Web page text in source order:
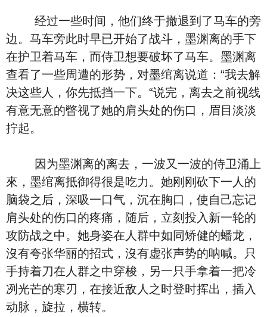
经过一些时间，他们终于撤退到了马车的旁
边。马车旁此时早已开始了战斗，墨渊离的手下
在护卫着马车，而侍卫想要破坏了马车。墨渊离
查看了一些周遭的形势，对墨绾离说道：“我去解
决这些人，你先抵挡一下。“说完，离去之前视线
有意无意的瞥视了她的肩头处的伤口，眉目淡淡
拧起。
因为墨渊离的离去，一波又一波的侍卫涌上
來，墨绾离抵御得很是吃力。她刚刚砍下一人的
脑袋之后，深吸一口气，沉在胸口，使自己忘记
肩头处的伤口的疼痛，随后，立刻投入新一轮的
攻防战之中。她身姿在人群中如同矫健的蟠龙，
沒有夸张华丽的招式，沒有虚张声势的呐喊。只
手持着刀在人群之中穿梭，另一只手拿着一把冷
冽光芒的寒刃，在接近敌人之时登时挥出，插入
动脉，旋拉，横转。